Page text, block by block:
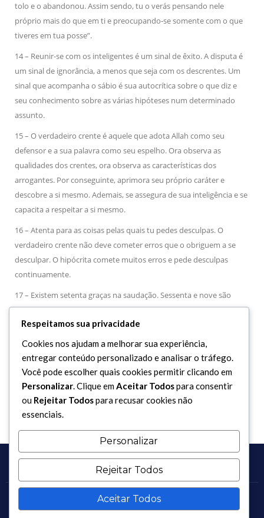
tolo e o abandonou. Assim sendo, tu o verás pensando nele
próprio mais do que em ti e preocupando-se somente com o que
tiveres em tua posse”.
14 – Reunir-se com os inteligentes é um sinal de êxito. A disputa é
um sinal de ignorância, a menos que seja com os descrentes. Um
sinal que acompanha o sábio é sua autocrítica sobre o que diz e
seu conhecimento sobre as várias hipóteses num determinado
assunto.
15 – O verdadeiro crente é aquele que adota Allah como seu
defensor e a sua palavra como seu espelho. Ora observa as
qualidades dos crentes, ora observa as características dos
arrogantes. Por conseguinte, aprimora seu próprio caráter e
descobre a si mesmo. Ademais, se assegura de sua inteligência e se
capacita a respeitar a si mesmo.
16 – Atenta para as coisas pelas quais tu pedes desculpas. O
verdadeiro crente não deve cometer erros que o obriguem a se
desculpar. O hipócrita comete muitos erros e pede desculpas
continuamente.
17 – Existem setenta graças na saudação. Sessenta e nove são
entregues ao que primeiro envia a saudação e apenas uma é dada
ao que a responde.
18 – O verdadeiro mesquinho é aquele que nega a saudação.
19 – Aquele que tenta conseguir algo por meio da desobediência a
Allah, perderá o que almeja e será vítima daquilo que teme.
Copyright 2017 - 2026 / Todos os direitos reservados.
Respeitamos sua privacidade
Cookies nos ajudam a melhorar sua experiência,
entregar conteúdo personalizado e analisar o tráfego.
Você pode escolher quais cookies permitir clicando em
Personalizar. Clique emAceitar Todospara consentir
ou Rejeitar Todospara recusar cookies não
essenciais.
Personalizar
Rejeitar Todos
Aceitar Todos